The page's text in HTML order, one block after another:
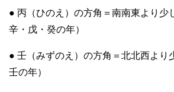
● 丙（ひのえ）の方角＝南南東より少
辛・戊・癸の年）
● 壬（みずのえ）の方角＝北北西より
壬の年）